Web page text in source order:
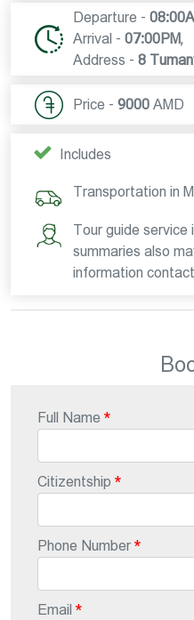
Departure -
Arrival - 07:00PM,
Address - 8
Price - 9000 AMD
Includes
Transportation in
Tour guide service
summaries also
information
Full Name
Citizentship
Phone Number
Email